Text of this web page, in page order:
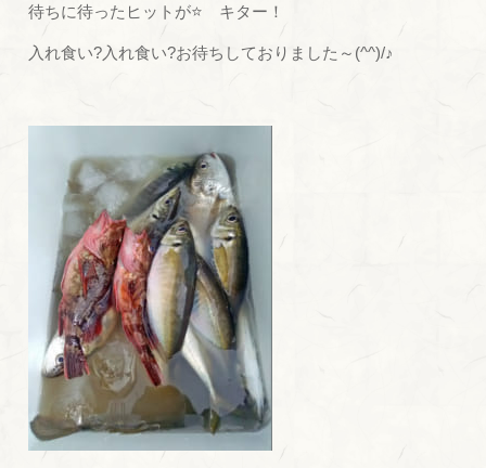
待ちに待ったヒットが⭐ キター！
入れ食い?入れ食い?お待ちしておりました～(^^)/♪